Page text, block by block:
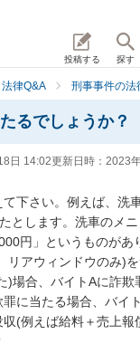
投稿する 探す
法律Q&A 刑事事件の法
るでしょうか？
日 14:02更新日時： 2023
下さい。例えば、洗
とします。洗車のメ
円」というものがあ
リアウィンドウのみ)
)場合、バイトAに詐欺
に当たる場合、バイ
(例えば給料＋売上報